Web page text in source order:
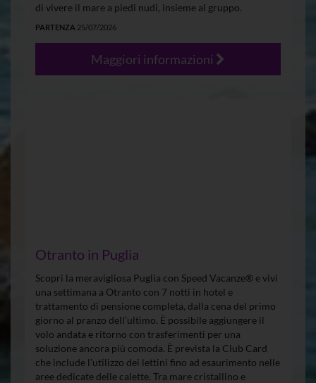
di vivere il mare a piedi nudi, insieme al gruppo.
PARTENZA 25/07/2026
Maggiori informazioni
Otranto in Puglia
Scopri la meravigliosa Puglia con Speed Vacanze® e vivi
una settimana a Otranto con 7 notti in hotel e
trattamento di pensione completa, dalla cena del primo
giorno al pranzo dell’ultimo. È possibile aggiungere il
volo andata e ritorno con trasferimenti per una
soluzione ancora più comoda. È prevista la Club Card
che include l’utilizzo dei lettini fino ad esaurimento nelle
aree dedicate delle calette. Tra mare cristallino e